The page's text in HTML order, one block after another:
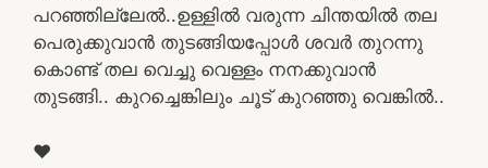
പറഞ്ഞില്ലേൽ..ഉള്ളിൽ വരുന്ന ചിന്തയിൽ തല
പെരുക്കുവാൻ തുടങ്ങിയപ്പോൾ ശവർ തുറന്നു
കൊണ്ട് തല വെച്ചു വെള്ളം നനക്കുവാൻ
തുടങ്ങി.. കുറച്ചെങ്കിലും ചൂട് കുറഞ്ഞു വെങ്കിൽ..
❤